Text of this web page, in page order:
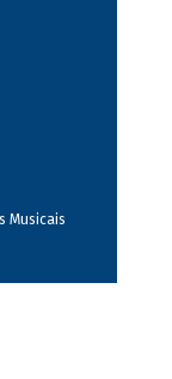
Musicais